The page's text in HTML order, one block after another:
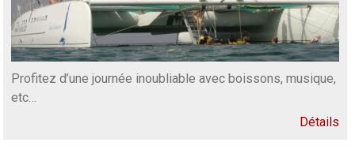
Profitez d’une journée inoubliable avec boissons, musique,
etc…
Détails